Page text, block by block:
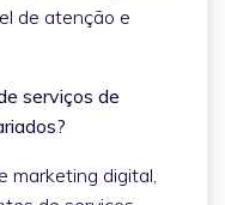
de atenção e
serviços de
marketing digital,